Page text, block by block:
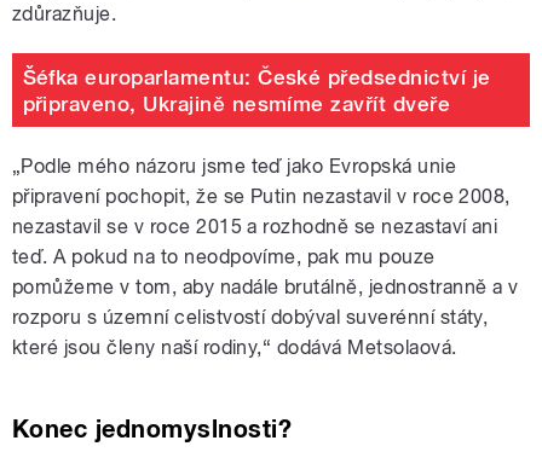
zdůrazňuje.
Šéfka europarlamentu: České předsednictví je
připraveno, Ukrajině nesmíme zavřít dveře
„Podle mého názoru jsme teď jako Evropská unie
připravení pochopit, že se Putin nezastavil v roce 2008,
nezastavil se v roce 2015 a rozhodně se nezastaví ani
teď. A pokud na to neodpovíme, pak mu pouze
pomůžeme v tom, aby nadále brutálně, jednostranně a v
rozporu s územní celistvostí dobýval suverénní státy,
které jsou členy naší rodiny,“ dodává Metsolaová.
Konec jednomyslnosti?